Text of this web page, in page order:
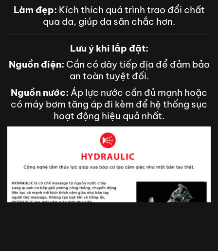
Làm đẹp: Kích thích quá trình trao đổi chất
qua da, giúp da săn chắc hơn.
Lưu ý khi lắp đặt:
Nguồn điện: Cần có dây tiếp địa để đảm bảo
an toàn tuyệt đối.
Nguồn nước: Áp lực nước cần đủ mạnh hoặc
có máy bơm tăng áp đi kèm để hệ thống sục
hoạt động hiệu quả nhất.